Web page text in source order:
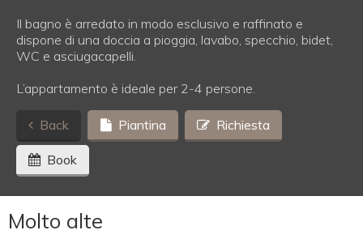
Il bagno è arredato in modo esclusivo e raffinato e
dispone di una doccia a pioggia, lavabo, specchio, bidet,
WC e asciugacapelli.
L’appartamento è ideale per 2-4 persone.
Back Piantina Richiesta
Book
Molto alte